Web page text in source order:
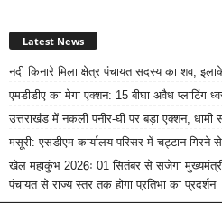
Latest News
नदी किनारे मिला क्षेत्र पंचायत सदस्य का शव,
एमडीडीए का मेगा एक्शन: 15 बीघा अवैध प्लाटिंग
उत्तराखंड में नकली पनीर-घी पर बड़ा एक्शन, धामी
मसूरी: एसडीएम कार्यालय परिसर में चट्टान गिरने
खेल महाकुंभ 2026ः 01 सितंबर से सजेगा मुख्यमंत्री
पंचायत से राज्य स्तर तक होगा प्रतिभा का प्रदर्शन